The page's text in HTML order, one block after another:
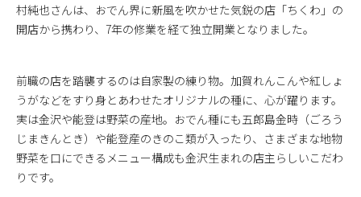
村純也さんは、おでん界に新風を吹かせた気鋭の店「ちくわ」の
開店から携わり、7年の修業を経て独立開業となりました。
前職の店を踏襲するのは自家製の練り物。加賀れんこんや紅しょ
うがなどをすり身とあわせたオリジナルの種に、心が躍ります。
実は金沢や能登は野菜の産地。おでん種にも五郎島金時（ごろう
じまきんとき）や能登産のきのこ類が入ったり、さまざまな地物
野菜を口にできるメニュー構成も金沢生まれの店主らしいこだわ
りです。